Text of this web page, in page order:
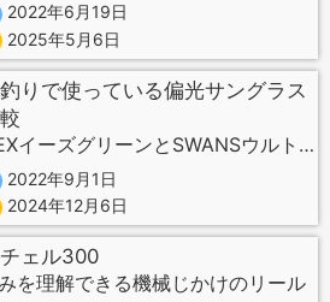
2022年6月19日
2025年5月6日
りで使っている偏光サングラス
TALEXイーズグリーンとSWANSウルトラライトグリーン
2022年9月1日
2024年12月6日
ェル300
を理解できる機械じかけのリール